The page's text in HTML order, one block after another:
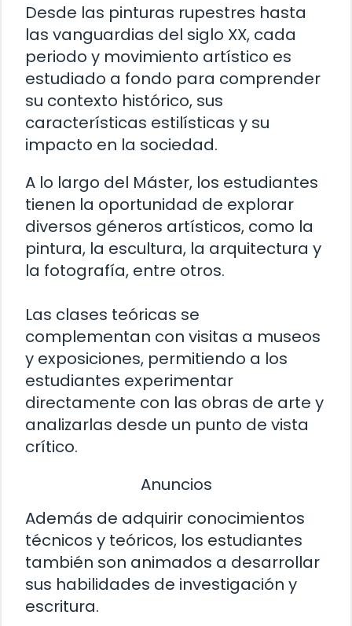
Desde las pinturas rupestres hasta
las vanguardias del siglo XX, cada
periodo y movimiento artístico es
estudiado a fondo para comprender
su contexto histórico, sus
características estilísticas y su
impacto en la sociedad.
A lo largo del Máster, los estudiantes
tienen la oportunidad de explorar
diversos géneros artísticos, como la
pintura, la escultura, la arquitectura y
la fotografía, entre otros.
Las clases teóricas se
complementan con visitas a museos
y exposiciones, permitiendo a los
estudiantes experimentar
directamente con las obras de arte y
analizarlas desde un punto de vista
crítico.
Anuncios
Además de adquirir conocimientos
técnicos y teóricos, los estudiantes
también son animados a desarrollar
sus habilidades de investigación y
escritura.